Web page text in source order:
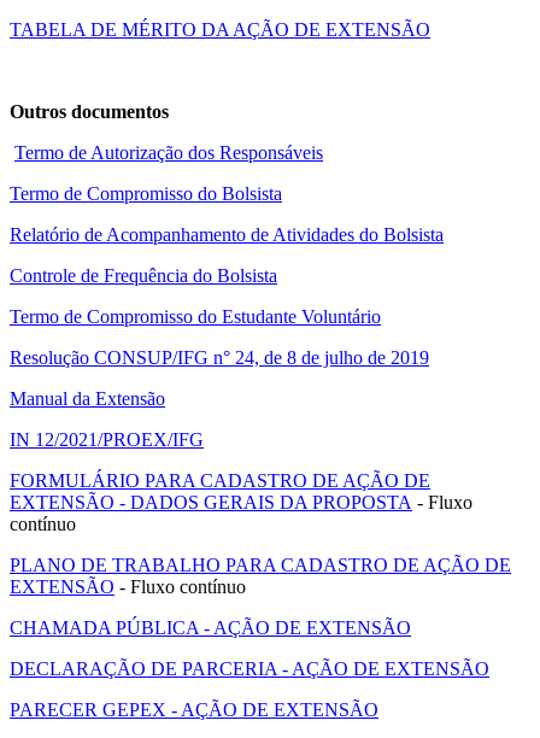
TABELA DE MÉRITO DA AÇÃO DE EXTENSÃO
Outros documentos
Termo de Autorização dos Responsáveis
Termo de Compromisso do Bolsista
Relatório de Acompanhamento de Atividades do Bolsista
Controle de Frequência do Bolsista
Termo de Compromisso do Estudante Voluntário
Resolução CONSUP/IFG n° 24, de 8 de julho de 2019
Manual da Extensão
IN 12/2021/PROEX/IFG
FORMULÁRIO PARA CADASTRO DE AÇÃO DE
EXTENSÃO - DADOS GERAIS DA PROPOSTA - Fluxo
contínuo
PLANO DE TRABALHO PARA CADASTRO DE AÇÃO DE
EXTENSÃO - Fluxo contínuo
CHAMADA PÚBLICA - AÇÃO DE EXTENSÃO
DECLARAÇÃO DE PARCERIA - AÇÃO DE EXTENSÃO
PARECER GEPEX - AÇÃO DE EXTENSÃO